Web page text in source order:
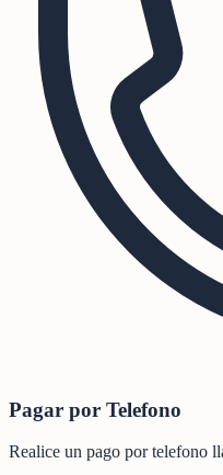
Pagar por Telefono
Realice un pago por telefono